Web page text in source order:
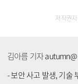
저작권
김아름 기자autumn@
-보안 사고 발생, 기술